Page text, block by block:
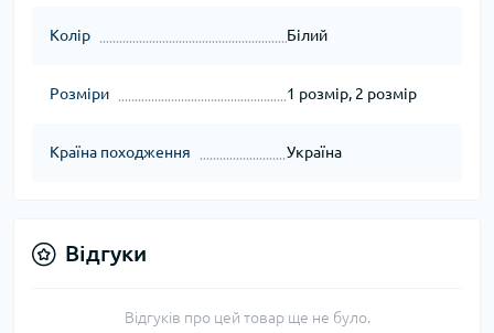
Колір Білий
Розміри 1 розмір, 2 розмір
Країна походження Україна
Відгуки
Відгуків про цей товар ще не було.